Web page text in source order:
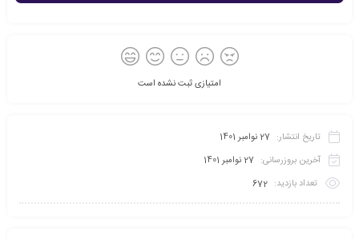
امتیازی ثبت نشده است
تاریخ انتشار: 27 نوامبر 1401
آخرین بروزرسانی: 27 نوامبر 1401
تعداد بازدید: 672